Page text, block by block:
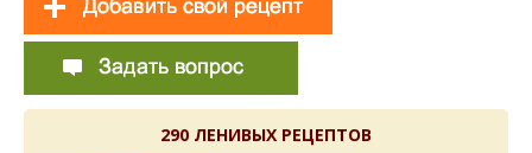
290 ЛЕНИВЫХ РЕЦЕПТОВ